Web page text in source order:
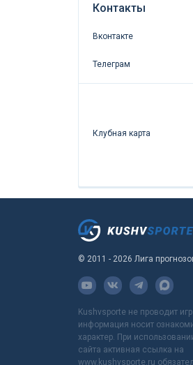
Контакты
Вконтакте
Телеграм
Клубная карта
© 2011 - 2026 Лига
Kushvsporte не проводит
информация носит
характер. При
сайта активная ссылка на
www.kushvsporte.ru